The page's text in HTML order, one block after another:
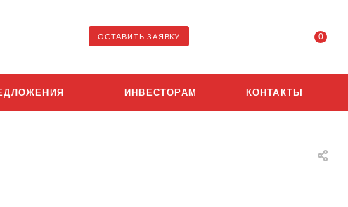
ОСТАВИТЬ ЗАЯВКУ 0
ИНВЕСТОРАМ КОНТАКТЫ